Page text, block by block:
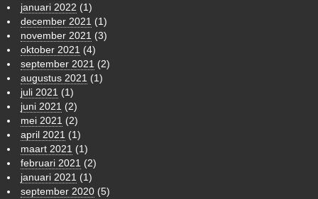
januari 2022 (1)
december 2021 (1)
november 2021 (3)
oktober 2021 (4)
september 2021 (2)
augustus 2021 (1)
juli 2021 (1)
juni 2021 (2)
mei 2021 (2)
april 2021 (1)
maart 2021 (1)
februari 2021 (2)
januari 2021 (1)
september 2020 (5)